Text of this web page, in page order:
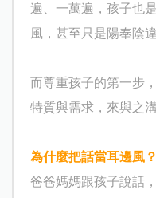
遍、一萬遍，孩子也
風，甚至只是陽奉陰違
而尊重孩子的第一步
特質與需求，來與之
為什麼把話當耳邊風？
爸爸媽媽跟孩子說話